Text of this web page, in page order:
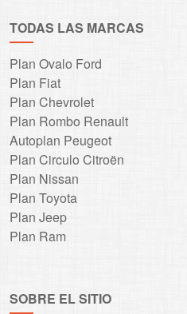
TODAS LAS MARCAS
Plan Ovalo Ford
Plan Fiat
Plan Chevrolet
Plan Rombo Renault
Autoplan Peugeot
Plan Circulo Citroën
Plan Nissan
Plan Toyota
Plan Jeep
Plan Ram
SOBRE EL SITIO